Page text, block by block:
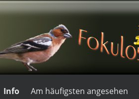
Info Am häufigsten angesehen